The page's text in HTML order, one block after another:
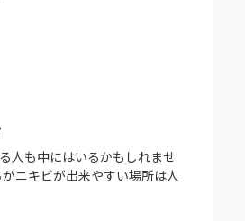
人も中にはいるかもしれませ
ニキビが出来やすい場所は人